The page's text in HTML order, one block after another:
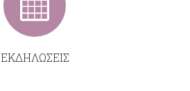
ΕΚΔΗΛΩΣΕΙΣ